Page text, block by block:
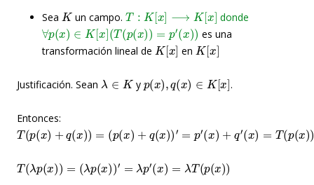
Sea
K
un campo.
T: [x]⟶
donde
∀p(x) ∈K[x](T(p(x)) =p′(x )
es una
transformación lineal de
K[x]
en
K[x ]
Justificación. Sean
λ
y
( ) (x )∈ [x]
.
Entonces:
T(p(x)+q ) =
(p(x)+q(x ′ p
(x)+q′
(x)=T(p(x + T( )
T(λ (x )) = p(x )′ = λ p ) λT p )